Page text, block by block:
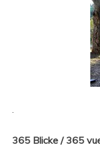
.
365 Blicke / 365